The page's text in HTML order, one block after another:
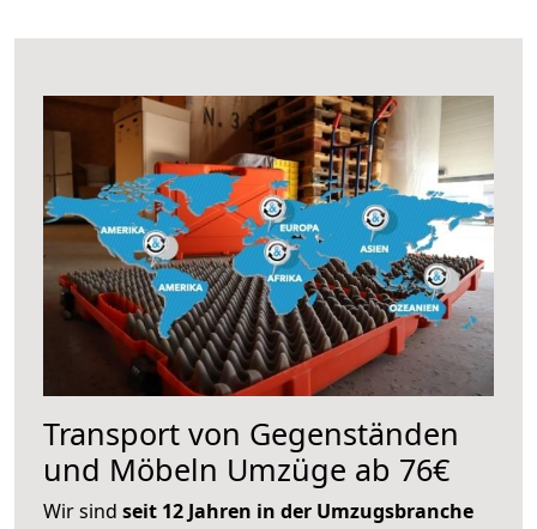
Transport von Gegenständen
und Möbeln Umzüge ab 76€
Wir sind seit 12 Jahren in der Umzugsbranche